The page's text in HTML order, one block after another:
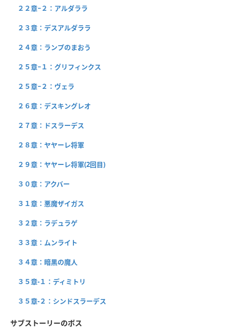
２２章−２：アルダララ
２３章：デスアルダララ
２４章：ランプのまおう
２５章−１：グリフィンクス
２５章−２：ヴェラ
２６章：デスキングレオ
２７章：ドスラーデス
２８章：ヤヤーレ将軍
２９章：ヤヤーレ将軍(2回目)
３０章：アクバー
３１章：悪魔ザイガス
３２章：ラデュラゲ
３３章：ムンライト
３４章：暗黒の魔人
３５章-１：ディミトリ
３５章-２：シンドスラーデス
サブストーリーのボス